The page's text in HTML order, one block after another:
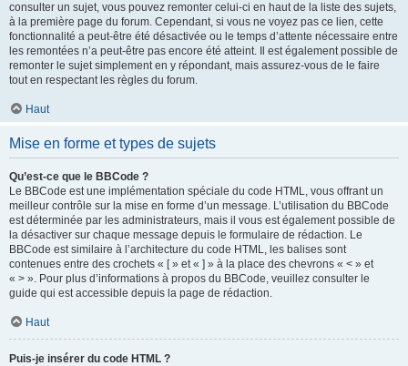
consulter un sujet, vous pouvez remonter celui-ci en haut de la liste des sujets,
à la première page du forum. Cependant, si vous ne voyez pas ce lien, cette
fonctionnalité a peut-être été désactivée ou le temps d’attente nécessaire entre
les remontées n’a peut-être pas encore été atteint. Il est également possible de
remonter le sujet simplement en y répondant, mais assurez-vous de le faire
tout en respectant les règles du forum.
Haut
Mise en forme et types de sujets
Qu’est-ce que le BBCode ?
Le BBCode est une implémentation spéciale du code HTML, vous offrant un
meilleur contrôle sur la mise en forme d’un message. L’utilisation du BBCode
est déterminée par les administrateurs, mais il vous est également possible de
la désactiver sur chaque message depuis le formulaire de rédaction. Le
BBCode est similaire à l’architecture du code HTML, les balises sont
contenues entre des crochets « [ » et « ] » à la place des chevrons « < » et
« > ». Pour plus d’informations à propos du BBCode, veuillez consulter le
guide qui est accessible depuis la page de rédaction.
Haut
Puis-je insérer du code HTML ?